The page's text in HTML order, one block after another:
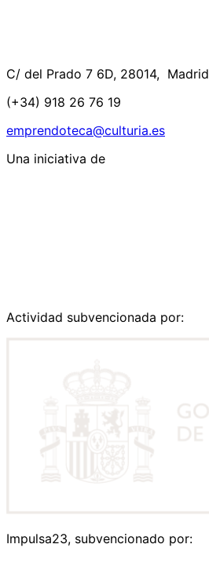
C/ del Prado 7 6D, 28014, Madrid
(+34) 918 26 76 19
emprendoteca@culturia.es
Una iniciativa de
Actividad subvencionada por:
Impulsa23, subvencionado por: